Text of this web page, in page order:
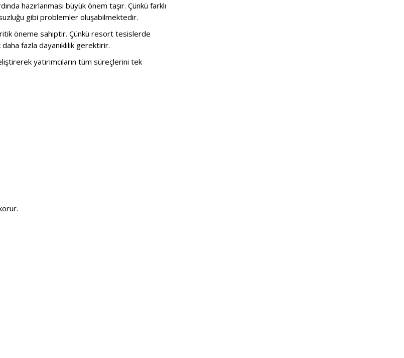
hazırlanması büyük önem taşır. Çünkü farklı
gibi problemler oluşabilmektedir.
öneme sahiptir. Çünkü resort tesislerde
fazla dayanıklılık gerektirir.
yatırımcıların tüm süreçlerini tek